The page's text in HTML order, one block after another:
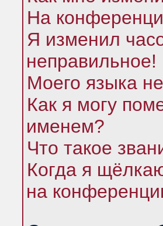
На
Я изменил
неправильное!
Моего языка
Как я могу
именем?
Что такое
Когда я
на